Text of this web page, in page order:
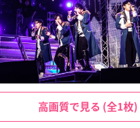
高画質で見る (全1枚)